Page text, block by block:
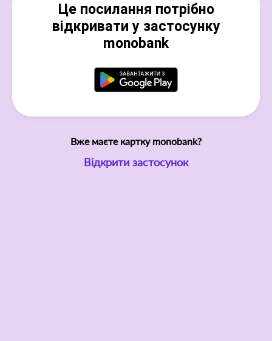
Це посилання потрібно
відкривати у застосунку
monobank
Вже маєте картку monobank?
Відкрити застосунок